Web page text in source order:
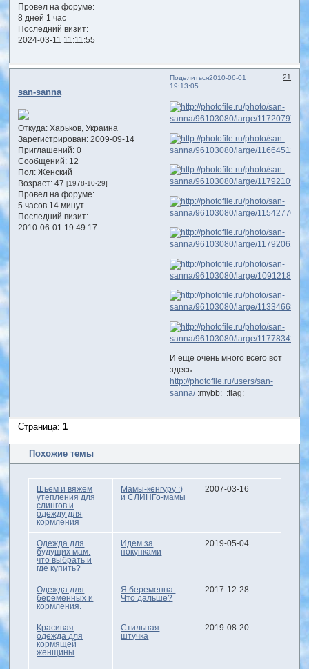
Провел на форуме:
8 дней 1 час
Последний визит:
2024-03-11 11:11:55
Поделиться 21
2010-06-01
19:13:05
san-sanna
Откуда:Харьков, Украина
Зарегистрирован: 2009-09-14
Приглашений:0
Сообщений:12
Пол:Женский
Возраст:47 [1978-10-29]
Провел на форуме:
5 часов 14 минут
Последний визит:
2010-06-01 19:49:17
И еще очень много всего вот
здесь:
http://photofile.ru/users/san-
sanna/:mybb: :flag:
Страница:1
Похожие темы
Шьем и вяжем
утепления для
слингов и
одежду для
кормления
Мамы-кенгуру :)
и СЛИНГо-мамы
2007-03-16
Одежда для
будущих мам:
что выбрать и
где купить?
Идем за
покупками
2019-05-04
Одежда для
беременных и
кормления.
Я беременна.
Что дальше?
2017-12-28
Красивая
одежда для
кормящей
женщины
Стильная
штучка
2019-08-20